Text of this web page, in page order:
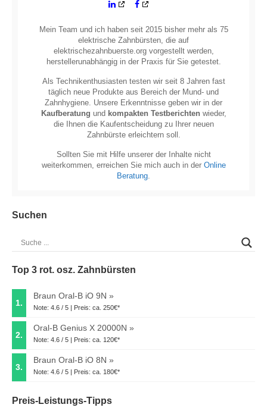
Mein Team und ich haben seit 2015 bisher mehr als 75
elektrische Zahnbürsten, die auf
elektrischezahnbuerste.org vorgestellt werden,
herstellerunabhängig in der Praxis für Sie getestet.
Als Technikenthusiasten testen wir seit 8 Jahren fast
täglich neue Produkte aus Bereich der Mund- und
Zahnhygiene. Unsere Erkenntnisse geben wir in der
Kaufberatung und kompakten Testberichten wieder,
die Ihnen die Kaufentscheidung zu Ihrer neuen
Zahnbürste erleichtern soll.
Sollten Sie mit Hilfe unserer der Inhalte nicht
weiterkommen, erreichen Sie mich auch in der Online
Beratung
Suchen
Top 3 rot. osz. Zahnbürsten
1.
Braun Oral-B iO 9N
Note: 4.6 / 5 | Preis: ca. 250€*
2.
Oral-B Genius X 20000N
Note: 4.6 / 5 | Preis: ca. 120€*
3.
Braun Oral-B iO 8N
Note: 4.6 / 5 | Preis: ca. 180€*
Preis-Leistungs-Tipps